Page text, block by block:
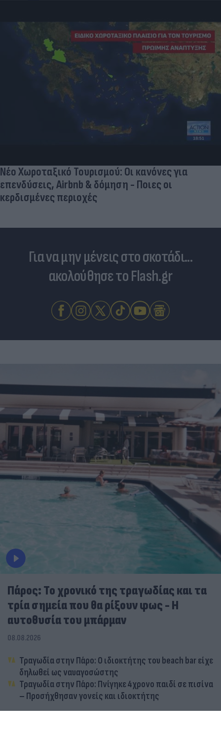
Νέο Χωροταξικό Τουρισμού: Οι κανόνες για
επενδύσεις, Airbnb & δόμηση - Ποιες οι
κερδισμένες περιοχές
Για να μην μένεις στο σκοτάδι...
ακολούθησε το Flash.gr
Πάρος: Το χρονικό της τραγωδίας και τα
τρία σημεία που θα ρίξουν φως - Η
αυτοθυσία του μπάρμαν
08.08.2026
Τραγωδία στην Πάρο: Ο ιδιοκτήτης του beach bar είχε
δηλωθεί ως ναυαγοσώστης
Τραγωδία στην Πάρο: Πνίγηκε 4χρονο παιδί σε πισίνα
– Προσήχθησαν γονείς και ιδιοκτήτης